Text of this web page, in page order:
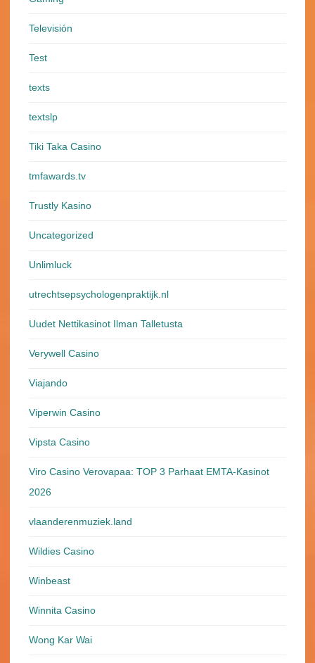
Televisión
Test
texts
textslp
Tiki Taka Casino
tmfawards.tv
Trustly Kasino
Uncategorized
Unlimluck
utrechtsepsychologenpraktijk.nl
Uudet Nettikasinot Ilman Talletusta
Verywell Casino
Viajando
Viperwin Casino
Vipsta Casino
Viro Casino Verovapaa: TOP 3 Parhaat EMTA-Kasinot
2026
vlaanderenmuziek.land
Wildies Casino
Winbeast
Winnita Casino
Wong Kar Wai